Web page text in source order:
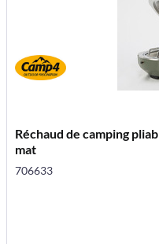
Réchaud de camping
mat
706633